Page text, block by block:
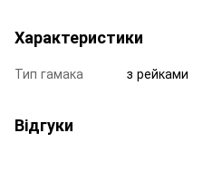
Характеристики
Тип гамака з рейками
Відгуки